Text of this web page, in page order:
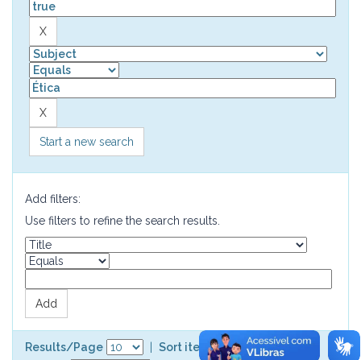
Start a new search
Add filters:
Use filters to refine the search results.
Results/Page
Sort items by